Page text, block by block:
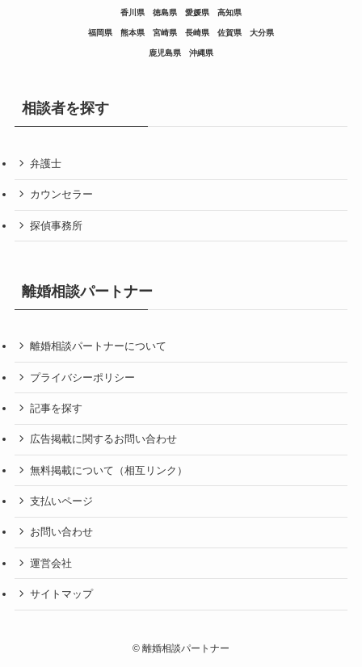
香川県 徳島県 愛媛県 高知県
福岡県 熊本県 宮崎県 長崎県 佐賀県 大分県
鹿児島県 沖縄県
相談者を探す
弁護士
カウンセラー
探偵事務所
離婚相談パートナー
離婚相談パートナーについて
プライバシーポリシー
記事を探す
広告掲載に関するお問い合わせ
無料掲載について（相互リンク）
支払いページ
お問い合わせ
運営会社
サイトマップ
© 離婚相談パートナー